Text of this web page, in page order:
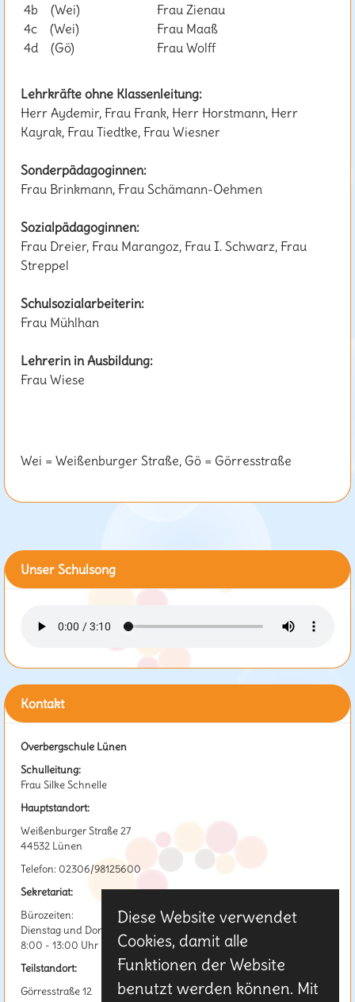
4b (Wei)
Frau Zienau
4c (Wei)
Frau Maaß
4d (Gö)
Frau Wolff
Lehrkräfte ohne Klassenleitung:
Herr Aydemir, Frau Frank, Herr Horstmann, Herr
Kayrak, Frau Tiedtke, Frau Wiesner
Sonderpädagoginnen:
Frau Brinkmann, Frau Schämann-Oehmen
Sozialpädagoginnen:
Frau Dreier, Frau Marangoz, Frau I. Schwarz, Frau
Streppel
Schulsozialarbeiterin:
Frau Mühlhan
Lehrerin in Ausbildung:
Frau Wiese
Wei = Weißenburger Straße, Gö = Görresstraße
Unser Schulsong
Kontakt
Overbergschule Lünen
Schulleitung:
Frau Silke Schnelle
Hauptstandort:
Weißenburger Straße 27
44532 Lünen
Telefon: 02306/98125600
Sekretariat:
Bürozeiten:
Dienstag und Donnerstag
8:00 - 13:00 Uhr
Teilstandort:
Görresstraße 12
Diese Website verwendet
Cookies, damit alle
Funktionen der Website
benutzt werden können. Mit